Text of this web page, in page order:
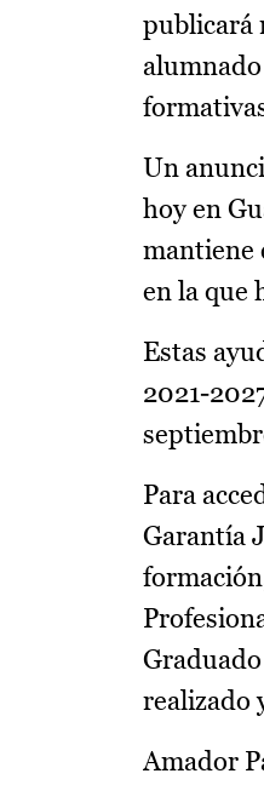
publicará
Un
hoy en
mantiene
en la que
Estas
2021-
Para
Garantía
realizado
Amador